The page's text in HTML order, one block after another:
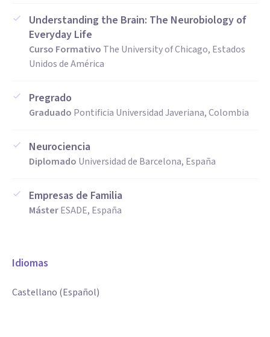
Understanding the Brain: The Neurobiology of
Everyday Life
Curso Formativo The University of Chicago, Estados
Unidos de América
Pregrado
Graduado Pontificia Universidad Javeriana, Colombia
Neurociencia
Diplomado Universidad de Barcelona, España
Empresas de Familia
MásterESADE, España
Idiomas
Castellano (Español)